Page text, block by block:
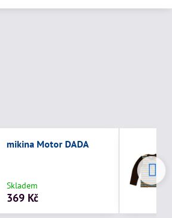
mikina Motor DADA
Skladem
369 Kč